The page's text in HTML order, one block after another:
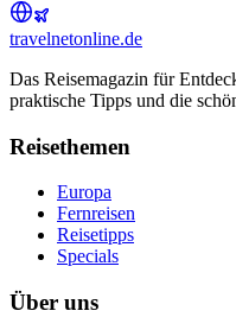
travelnetonline.de
Das Reisemagazin für
praktische Tipps und die
Reisethemen
Europa
Fernreisen
Reisetipps
Specials
Über uns